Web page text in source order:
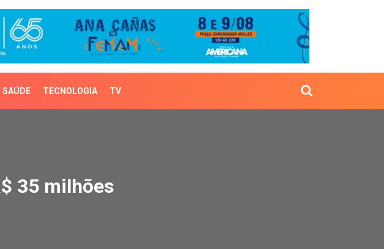
SAÚDE TECNOLOGIA TV
35 milhões